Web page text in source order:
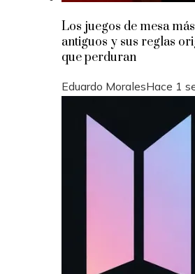
Los juegos de mesa más
antiguos y sus reglas
que perduran
Eduardo MoralesHace 1